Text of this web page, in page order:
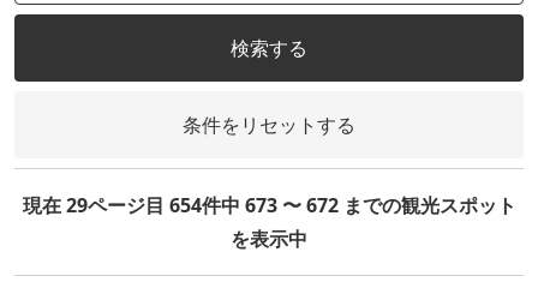
検索する
条件をリセットする
現在 29ページ目 654件中 673 〜 672 までの観光スポット
を表示中